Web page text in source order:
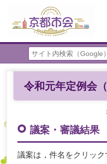
令和元年定例会（
議案・審議結果
議案は，件名をクリッ